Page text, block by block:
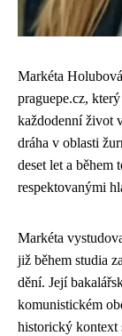
Markéta
praguepe.cz,
každodenní život
dráha v oblasti
deset let a během
respektovanými
Markéta
již během studia
dění. Její
komunistickém
historický kontext